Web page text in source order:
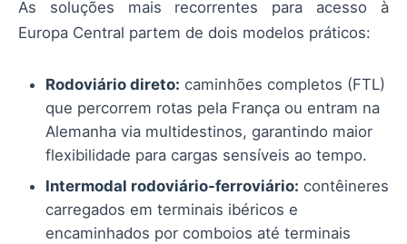
As soluções mais recorrentes para acesso à
Europa Central partem de dois modelos práticos:
Rodoviário direto: caminhões completos (FTL)
que percorrem rotas pela França ou entram na
Alemanha via multidestinos, garantindo maior
flexibilidade para cargas sensíveis ao tempo.
Intermodal rodoviário-ferroviário: contêineres
carregados em terminais ibéricos e
encaminhados por comboios até terminais